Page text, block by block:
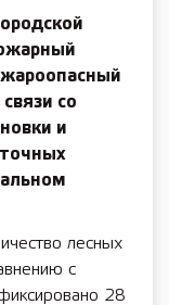
со
и
лесных
с
28